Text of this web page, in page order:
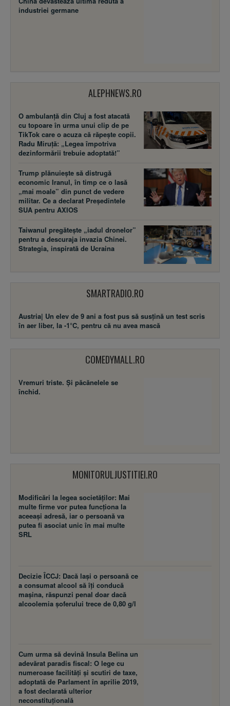
industriei germane
ALEPHNEWS.RO
O ambulanță din Cluj a fost atacată
cu topoare în urma unui clip de pe
TikTok care o acuza că răpește copii.
Radu Miruță: „Legea împotriva
dezinformării trebuie adoptată!”
Trump plănuiește să distrugă
economic Iranul, în timp ce o lasă
„mai moale” din punct de vedere
militar. Ce a declarat Președintele
SUA pentru AXIOS
Taiwanul pregătește „iadul dronelor”
pentru a descuraja invazia Chinei.
Strategia, inspirată de Ucraina
SMARTRADIO.RO
Austria| Un elev de 9 ani a fost pus să susţină un test scris
în aer liber, la -1°C, pentru că nu avea mască
COMEDYMALL.RO
Vremuri triste. Şi păcănelele se
închid.
MONITORULJUSTITIEI.RO
Modificări la legea societăţilor: Mai
multe firme vor putea funcţiona la
aceeaşi adresă, iar o persoană va
putea fi asociat unic în mai multe
SRL
Decizie ÎCCJ: Dacă laşi o persoană ce
a consumat alcool să îţi conducă
maşina, răspunzi penal doar dacă
alcoolemia şoferului trece de 0,80 g/l
Cum urma să devină Insula Belina un
adevărat paradis fiscal: O lege cu
numeroase facilităţi şi scutiri de taxe,
adoptată de Parlament în aprilie 2019,
a fost declarată ulterior
neconstituţională